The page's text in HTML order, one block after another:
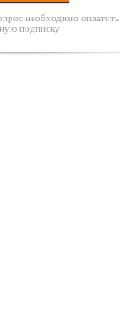
необходимо оплатить
подписку